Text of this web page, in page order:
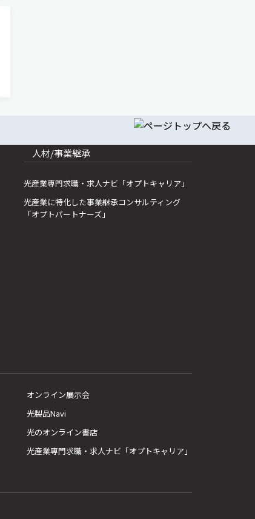
人材/事業継承
光産業専門求職・求人ナビ「オプトキャリア」
光産業に特化した事業継承コンサルティング
「オプトパートナーズ」
オンライン展示会
光製品Navi
光のオンライン書店
光産業専門求職・求人ナビ「オプトキャリア」